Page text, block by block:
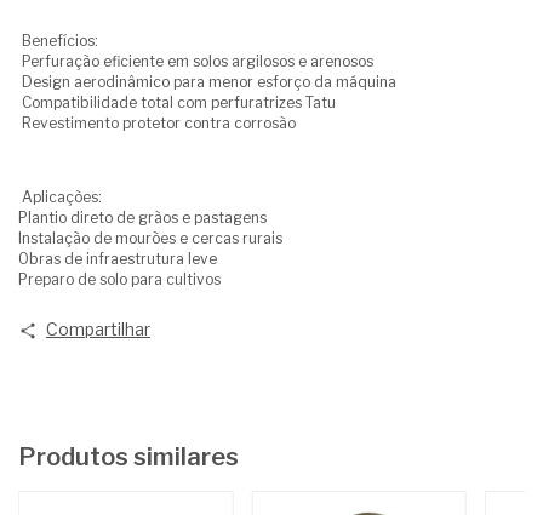
Benefícios:
Perfuração eficiente em solos argilosos e arenosos
Design aerodinâmico para menor esforço da máquina
Compatibilidade total com perfuratrizes Tatu
Revestimento protetor contra corrosão
Aplicações:
Plantio direto de grãos e pastagens
Instalação de mourões e cercas rurais
Obras de infraestrutura leve
Preparo de solo para cultivos
Compartilhar
Produtos similares